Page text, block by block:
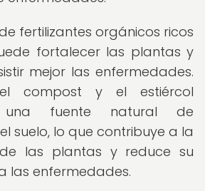
fertilizantes orgánicos ricos
fortalecer las plantas y
mejor las enfermedades.
compost y el estiércol
una fuente natural de
suelo, lo que contribuye a la
las plantas y reduce su
las enfermedades.